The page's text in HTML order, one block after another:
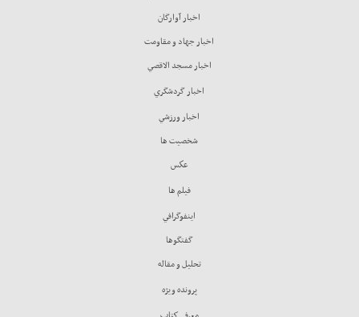
اخبار آوارگان
اخبار جهاد و مقاومت
اخبار مسجد الاقصي
اخبار گردشگري
اخبار ورزشي
شخصيت ها
عكس
فيلم ها
اينفوگرافي
گفتگوها
تحليل و مقاله
پرونده ويژه